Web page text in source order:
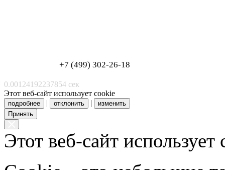
+7 (499) 302-26-18
0.00124192237854 сек
Этот веб-сайт использует cookie
подробнее | отклонить |
изменить
Принять
Этот веб-сайт использует